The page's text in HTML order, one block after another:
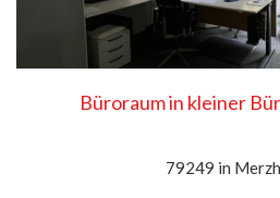
Büroraum in kleiner
79249 in